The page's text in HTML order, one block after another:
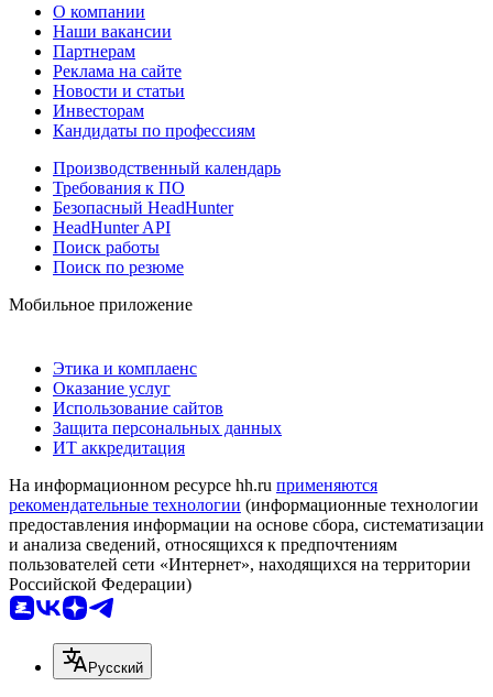
О компании
Наши вакансии
Партнерам
Реклама на сайте
Новости и статьи
Инвесторам
Кандидаты по профессиям
Производственный календарь
Требования к ПО
Безопасный HeadHunter
HeadHunter API
Поиск работы
Поиск по резюме
Мобильное приложение
Этика и комплаенс
Оказание услуг
Использование сайтов
Защита персональных данных
ИТ аккредитация
На информационном ресурсе hh.ru применяются
рекомендательные технологии (информационные технологии
предоставления информации на основе сбора, систематизации
и анализа сведений, относящихся к предпочтениям
пользователей сети «Интернет», находящихся на территории
Российской Федерации)
Русский